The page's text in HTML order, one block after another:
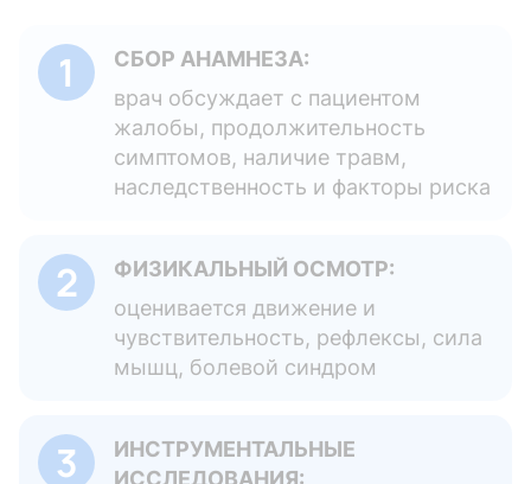
СБОР АНАМНЕЗА:
врач обсуждает с пациентом
жалобы, продолжительность
симптомов, наличие травм,
наследственность и факторы риска
ФИЗИКАЛЬНЫЙ ОСМОТР:
оценивается движение и
чувствительность, рефлексы, сила
мышц, болевой синдром
ИНСТРУМЕНТАЛЬНЫЕ
ИССЛЕДОВАНИЯ: